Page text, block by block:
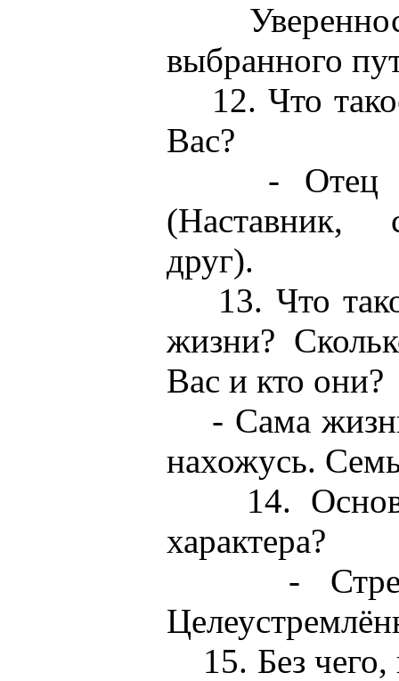
выбранного
12. Что
Вас?
- Отец с
(Наставник,
друг).
13. Что
жизни?
Вас и кто они?
- Сама жизнь
нахожусь.
14.
характера?
-
15. Без